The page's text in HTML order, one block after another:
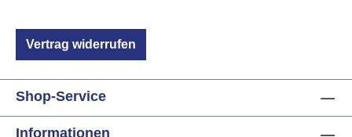
Vertrag widerrufen
Shop-Service
Informationen